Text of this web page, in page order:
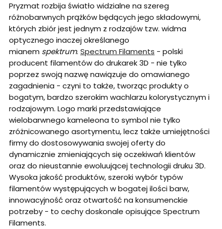
Pryzmat rozbija światło widzialne na szereg
różnobarwnych prążków będących jego składowymi,
których zbiór jest jednym z rodzajów tzw. widma
optycznego inaczej określanego
mianem spektrum. Spectrum Filaments - polski
producent filamentów do drukarek 3D - nie tylko
poprzez swoją nazwę nawiązuje do omawianego
zagadnienia - czyni to także, tworząc produkty o
bogatym, bardzo szerokim wachlarzu kolorystycznym i
rodzajowym. Logo marki przedstawiające
wielobarwnego kameleona to symbol nie tylko
zróżnicowanego asortymentu, lecz także umiejętności
firmy do dostosowywania swojej oferty do
dynamicznie zmieniających się oczekiwań klientów
oraz do nieustannie ewoluującej technologii druku 3D.
Wysoka jakość produktów, szeroki wybór typów
filamentów występujących w bogatej ilości barw,
innowacyjność oraz otwartość na konsumenckie
potrzeby - to cechy doskonale opisujące Spectrum
Filaments.